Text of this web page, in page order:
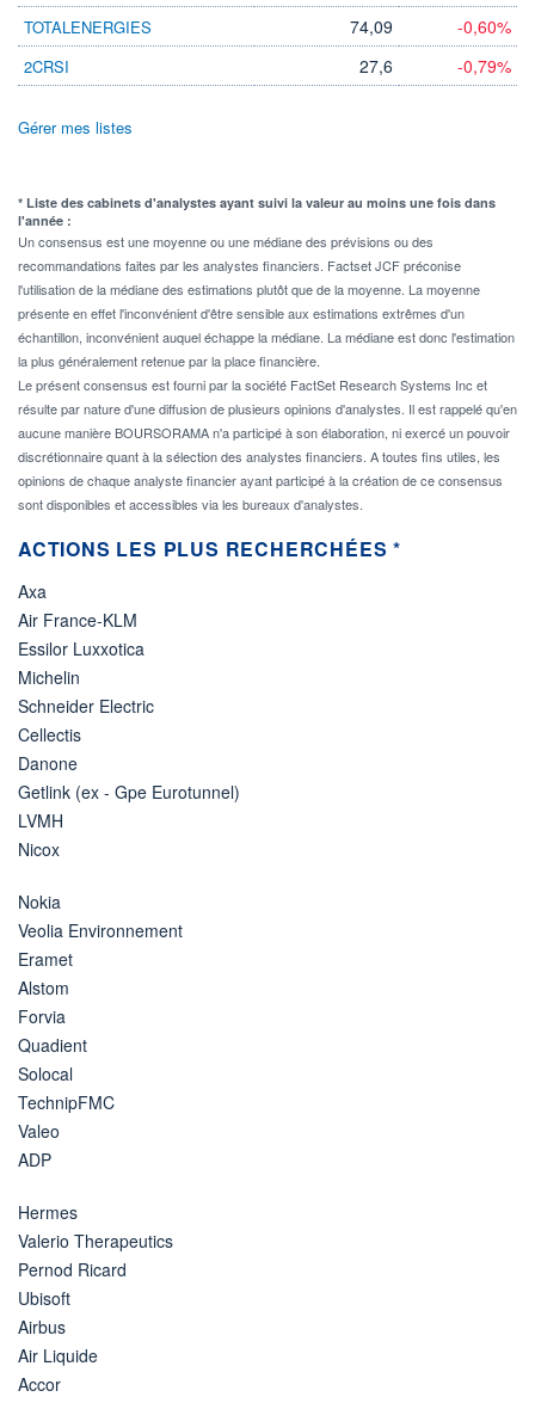
TOTALENERGIES 74,09 -0,60%
2CRSI 27,6 -0,79%
Gérer mes listes
* Liste des cabinets d'analystes ayant suivi la valeur au moins une fois dans
l'année :
Un consensus est une moyenne ou une médiane des prévisions ou des
recommandations faites par les analystes financiers. Factset JCF préconise
l'utilisation de la médiane des estimations plutôt que de la moyenne. La moyenne
présente en effet l'inconvénient d'être sensible aux estimations extrêmes d'un
échantillon, inconvénient auquel échappe la médiane. La médiane est donc l'estimation
la plus généralement retenue par la place financière.
Le présent consensus est fourni par la société FactSet Research Systems Inc et
résulte par nature d'une diffusion de plusieurs opinions d'analystes. Il est rappelé qu'en
aucune manière BOURSORAMA n'a participé à son élaboration, ni exercé un pouvoir
discrétionnaire quant à la sélection des analystes financiers. A toutes fins utiles, les
opinions de chaque analyste financier ayant participé à la création de ce consensus
sont disponibles et accessibles via les bureaux d'analystes.
ACTIONS LES PLUS RECHERCHÉES *
Axa
Air France-KLM
Essilor Luxxotica
Michelin
Schneider Electric
Cellectis
Danone
Getlink (ex - Gpe Eurotunnel)
LVMH
Nicox
Nokia
Veolia Environnement
Eramet
Alstom
Forvia
Quadient
Solocal
TechnipFMC
Valeo
ADP
Hermes
Valerio Therapeutics
Pernod Ricard
Ubisoft
Airbus
Air Liquide
Accor